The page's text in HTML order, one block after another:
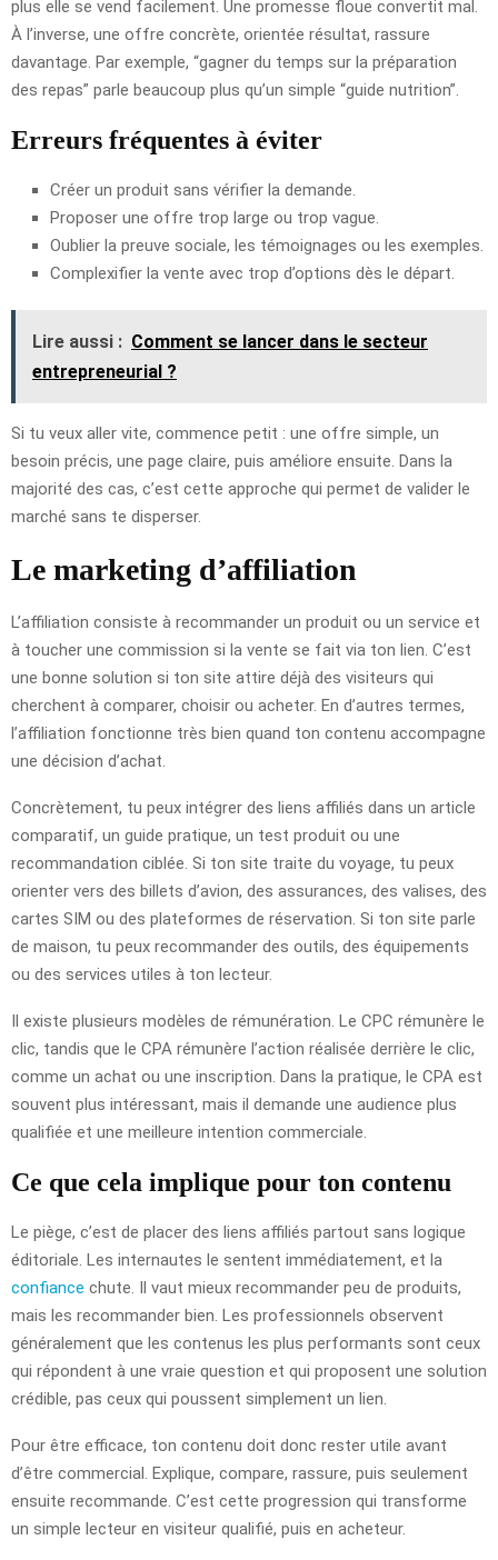
plus elle se vend facilement. Une promesse floue convertit mal.
À l’inverse, une offre concrète, orientée résultat, rassure
davantage. Par exemple, “gagner du temps sur la préparation
des repas” parle beaucoup plus qu’un simple “guide nutrition”.
Erreurs fréquentes à éviter
Créer un produit sans vérifier la demande.
Proposer une offre trop large ou trop vague.
Oublier la preuve sociale, les témoignages ou les exemples.
Complexifier la vente avec trop d’options dès le départ.
Lire aussi : Comment se lancer dans le secteur
entrepreneurial ?
Si tu veux aller vite, commence petit : une offre simple, un
besoin précis, une page claire, puis améliore ensuite. Dans la
majorité des cas, c’est cette approche qui permet de valider le
marché sans te disperser.
Le marketing d’affiliation
L’affiliation consiste à recommander un produit ou un service et
à toucher une commission si la vente se fait via ton lien. C’est
une bonne solution si ton site attire déjà des visiteurs qui
cherchent à comparer, choisir ou acheter. En d’autres termes,
l’affiliation fonctionne très bien quand ton contenu accompagne
une décision d’achat.
Concrètement, tu peux intégrer des liens affiliés dans un article
comparatif, un guide pratique, un test produit ou une
recommandation ciblée. Si ton site traite du voyage, tu peux
orienter vers des billets d’avion, des assurances, des valises, des
cartes SIM ou des plateformes de réservation. Si ton site parle
de maison, tu peux recommander des outils, des équipements
ou des services utiles à ton lecteur.
Il existe plusieurs modèles de rémunération. Le CPC rémunère le
clic, tandis que le CPA rémunère l’action réalisée derrière le clic,
comme un achat ou une inscription. Dans la pratique, le CPA est
souvent plus intéressant, mais il demande une audience plus
qualifiée et une meilleure intention commerciale.
Ce que cela implique pour ton contenu
Le piège, c’est de placer des liens affiliés partout sans logique
éditoriale. Les internautes le sentent immédiatement, et la
confiance chute. Il vaut mieux recommander peu de produits,
mais les recommander bien. Les professionnels observent
généralement que les contenus les plus performants sont ceux
qui répondent à une vraie question et qui proposent une solution
crédible, pas ceux qui poussent simplement un lien.
Pour être efficace, ton contenu doit donc rester utile avant
d’être commercial. Explique, compare, rassure, puis seulement
ensuite recommande. C’est cette progression qui transforme
un simple lecteur en visiteur qualifié, puis en acheteur.